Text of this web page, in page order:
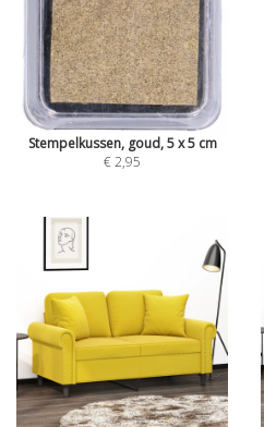
Stempelkussen, goud, 5 x 5 cm
€ 2,95